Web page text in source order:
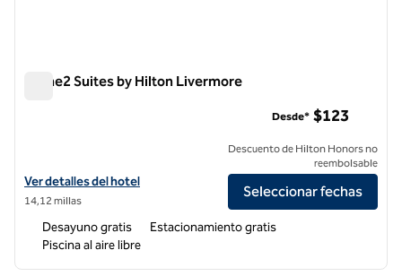
Home2 Suites by Hilton Livermore
Ver detalles del hotel para Home2 Suites by Hilton Livermore
Ver detalles del hotel
14,12 millas
Desde* $123
Descuento de Hilton Honors no
reembolsable
Seleccionar fechas
Desayuno gratis
Estacionamiento gratis
Piscina al aire libre